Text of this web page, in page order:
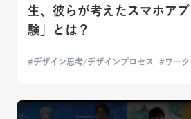
生、彼らが考えたスマホア
験」とは？
デザイン思考/デザインプロセス ワー